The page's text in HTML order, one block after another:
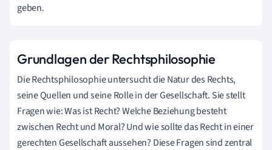
geben.
Grundlagen der Rechtsphilosophie
Die Rechtsphilosophie untersucht die Natur des Rechts,
seine Quellen und seine Rolle in der Gesellschaft. Sie stellt
Fragen wie: Was ist Recht? Welche Beziehung besteht
zwischen Recht und Moral? Und wie sollte das Recht in einer
gerechten Gesellschaft aussehen? Diese Fragen sind zentral